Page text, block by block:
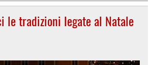
le tradizioni legate al Natale